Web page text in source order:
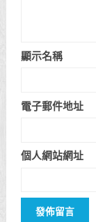
顯示名稱
電子郵件地址
個人網站網址